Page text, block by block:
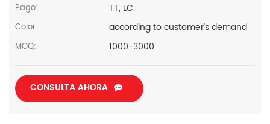
Pago: TT, LC
Color: according to customer's demand
MOQ: 1000-3000
CONSULTA AHORA